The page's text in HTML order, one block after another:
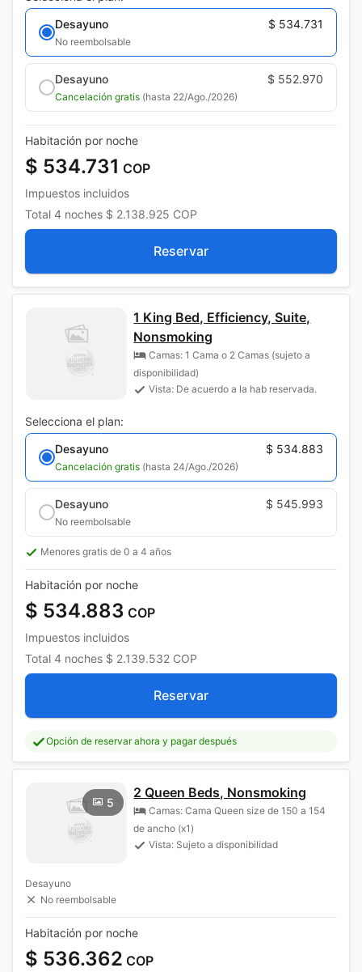
Desayuno
$ 534.731
No reembolsable
Desayuno $ 552.970
Cancelación gratis (hasta 22/Ago./2026)
Habitación por noche
$ 534.731 COP
Impuestos incluidos
Total 4 noches $ 2.138.925 COP
Reservar
1 King Bed, Efficiency, Suite,
Nonsmoking
Camas: 1 Cama o 2 Camas (sujeto a
disponibilidad)
Vista: De acuerdo a la hab reservada.
Selecciona el plan:
Desayuno
$ 534.883
Cancelación gratis (hasta 24/Ago./2026)
Desayuno $ 545.993
No reembolsable
Menores gratis de 0 a 4 años
Habitación por noche
$ 534.883 COP
Impuestos incluidos
Total 4 noches $ 2.139.532 COP
Reservar
Opción de reservar ahora y pagar después
5
2 Queen Beds, Nonsmoking
Camas: Cama Queen size de 150 a 154
de ancho (x1)
Vista: Sujeto a disponibilidad
Desayuno
No reembolsable
Habitación por noche
$ 536.362 COP